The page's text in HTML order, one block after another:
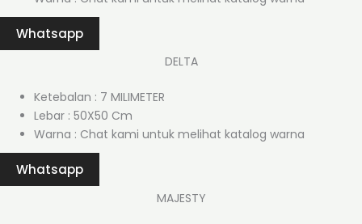
Whatsapp
DELTA
Ketebalan : 7 MILIMETER
Lebar : 50X50 Cm
Warna : Chat kami untuk melihat katalog warna
Whatsapp
MAJESTY